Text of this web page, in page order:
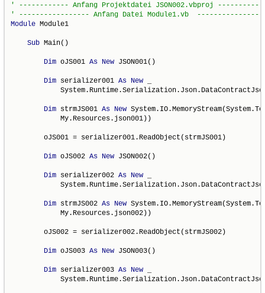
' ------------ Anfang Projektdatei JSON002.vbproj
' ----------------- Anfang Datei Module1.vb
Module Module1
Sub Main()
Dim oJS001 As New JSON001()
Dim serializer001 As New
Dim strmJS001 As New
            My.Resources.json001))
        oJS001 = serializer001.ReadObject(strmJS001)
Dim oJS002 As New JSON002()
Dim serializer002 As New
Dim strmJS002 As New
            My.Resources.json002))
        oJS002 = serializer002.ReadObject(strmJS002)
Dim oJS003 As New JSON003()
Dim serializer003 As New